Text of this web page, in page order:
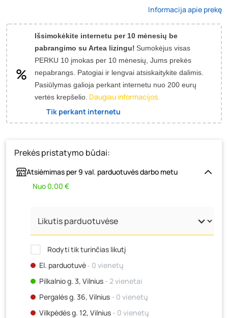
Informacija apie prekę
Išsimokėkite internetu per 10 mėnesių be
pabrangimo su Artea lizingu! Sumokėjus visas
PERKU 10 įmokas per 10 mėnesių, Jums prekės
nepabrangs. Patogiai ir lengvai atsiskaitykite dalimis.
Pasiūlymas galioja perkant internetu nuo 200 eurų
vertės krepšelio. Daugiau informacijos.
Tik perkant internetu
Prekės pristatymo būdai:
Atsiėmimas per 9 val. parduotuvės darbo metu
Nuo 0,00 €
Rodyti tik turinčias likutį
El. parduotuvė‐ 0 vienetų
Pilkalnio g. 3, Vilnius - 2 vienetai
Pergalės g. 36, Vilnius - 0 vienetų
Vilkpėdės g. 12, Vilnius - 0 vienetų